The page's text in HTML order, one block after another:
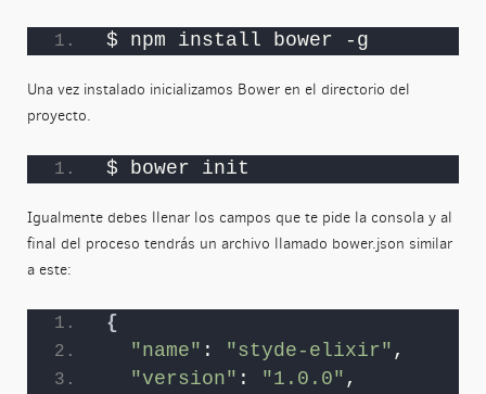
$ npm install bower -g
Una vez instalado inicializamos Bower en el directorio del
proyecto.
$ bower init
Igualmente debes llenar los campos que te pide la consola y al
final del proceso tendrás un archivo llamado bower.json similar
a este:
{
"name" : "styde-elixir" ,
"version" : "1.0.0" ,